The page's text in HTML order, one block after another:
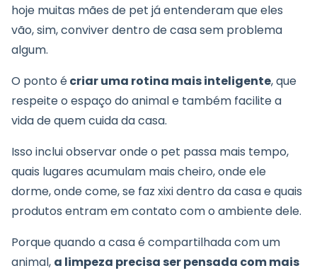
hoje muitas mães de pet já entenderam que eles
vão, sim, conviver dentro de casa sem problema
algum.
O ponto écriar uma rotina mais inteligente, que
respeite o espaço do animal e também facilite a
vida de quem cuida da casa.
Isso inclui observar onde o pet passa mais tempo,
quais lugares acumulam mais cheiro, onde ele
dorme, onde come, se faz xixi dentro da casa e quais
produtos entram em contato com o ambiente dele.
Porque quando a casa é compartilhada com um
animal, a limpeza precisa ser pensada com mais